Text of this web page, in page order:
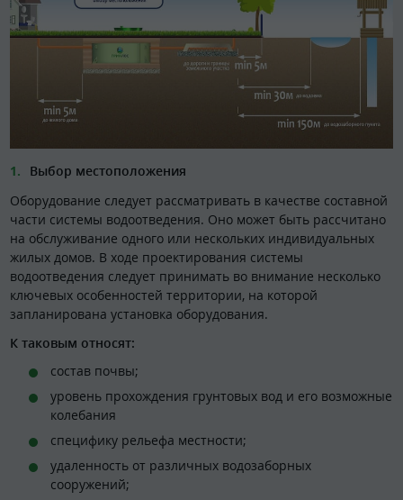
Выбор местоположения
Оборудование следует рассматривать в качестве составной
части системы водоотведения. Оно может быть рассчитано
на обслуживание одного или нескольких индивидуальных
жилых домов. В ходе проектирования системы
водоотведения следует принимать во внимание несколько
ключевых особенностей территории, на которой
запланирована установка оборудования.
К таковым относят:
состав почвы;
уровень прохождения грунтовых вод и его возможные
колебания
специфику рельефа местности;
удаленность от различных водозаборных
сооружений;